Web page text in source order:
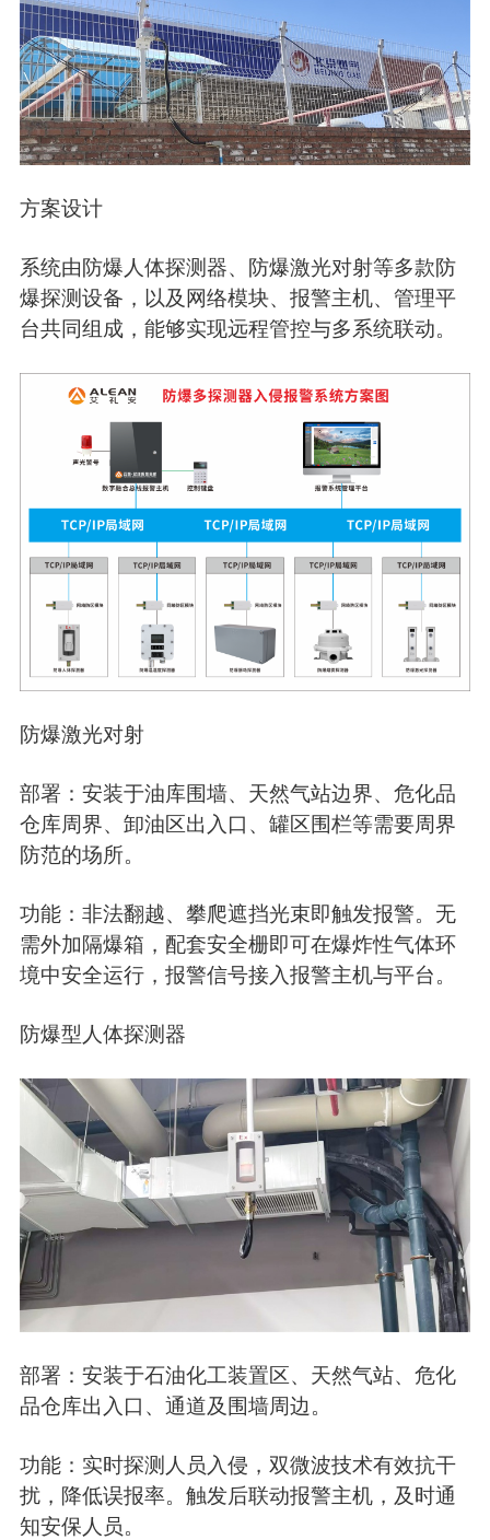
方案设计
系统由防爆人体探测器、防爆激光对射等多款防
爆探测设备，以及网络模块、报警主机、管理平
台共同组成，能够实现远程管控与多系统联动。
防爆激光对射
部署：安装于油库围墙、天然气站边界、危化品
仓库周界、卸油区出入口、罐区围栏等需要周界
防范的场所。
功能：非法翻越、攀爬遮挡光束即触发报警。无
需外加隔爆箱，配套安全栅即可在爆炸性气体环
境中安全运行，报警信号接入报警主机与平台。
防爆型人体探测器
部署：安装于石油化工装置区、天然气站、危化
品仓库出入口、通道及围墙周边。
功能：实时探测人员入侵，双微波技术有效抗干
扰，降低误报率。触发后联动报警主机，及时通
知安保人员。